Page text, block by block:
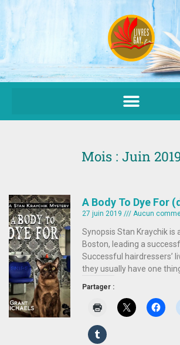
Aller
au
contenu
Mois : Juin
A Body To Dye For
27 juin 2019 Aucun
Synopsis Stan Kraychik is
Boston, leading a
Successful hairdressers’
they usually have one
Partager :